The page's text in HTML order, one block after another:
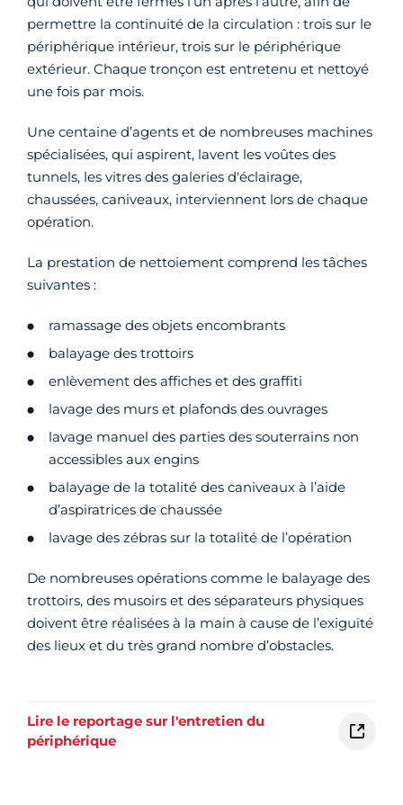
permettre la continuité de la circulation : trois sur le
périphérique intérieur, trois sur le périphérique
extérieur. Chaque tronçon est entretenu et nettoyé
une fois par mois.
Une centaine d’agents et de nombreuses machines
spécialisées, qui aspirent, lavent les voûtes des
tunnels, les vitres des galeries d'éclairage,
chaussées, caniveaux, interviennent lors de chaque
opération.
La prestation de nettoiement comprend les tâches
suivantes :
ramassage des objets encombrants
balayage des trottoirs
enlèvement des affiches et des graffiti
lavage des murs et plafonds des ouvrages
lavage manuel des parties des souterrains non
accessibles aux engins
balayage de la totalité des caniveaux à l’aide
d’aspiratrices de chaussée
lavage des zébras sur la totalité de l’opération
De nombreuses opérations comme le balayage des
trottoirs, des musoirs et des séparateurs physiques
doivent être réalisées à la main à cause de l’exiguïté
des lieux et du très grand nombre d’obstacles.
Lire le reportage sur l'entretien du
périphérique